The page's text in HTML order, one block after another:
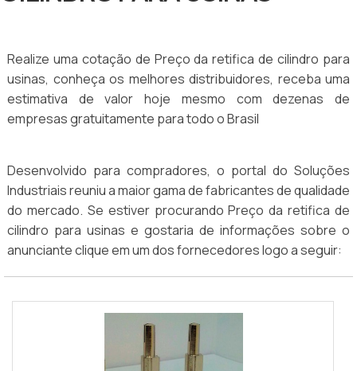
Realize uma cotação de Preço da retifica de cilindro para
usinas, conheça os melhores distribuidores, receba uma
estimativa de valor hoje mesmo com dezenas de
empresas gratuitamente para todo o Brasil
Desenvolvido para compradores, o portal do Soluções
Industriais reuniu a maior gama de fabricantes de qualidade
do mercado. Se estiver procurando Preço da retifica de
cilindro para usinas e gostaria de informações sobre o
anunciante clique em um dos fornecedores logo a seguir: